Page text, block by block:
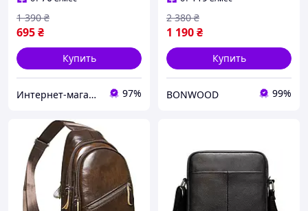
695₴
1 390 ₴
Купить
Интернет-магазин "EasyBuy" 97%
1 190₴
2 380 ₴
Купить
BONWOOD 99%